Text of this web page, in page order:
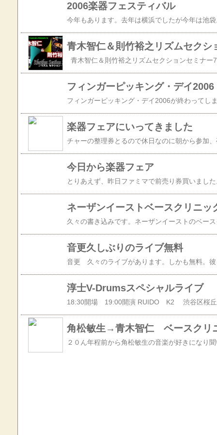
2006楽器フェスティバル
青木智仁＆則竹裕之リズムセクシ
フィンガーピッキング・デイ2006
楽器フェアにいってきました
今日から楽器フェア
ネーザンイーストベースクリニッ
音更久しぶりのライブ無料
淳士V-Drumsスペシャルライブ
角松敏生→青木智仁 ベースクリ